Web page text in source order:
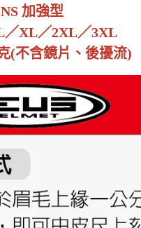
加強型
XL／2XL／3XL
(不含鏡片、後擾流)